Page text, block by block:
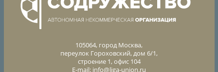
105064, город Москва,
переулок Гороховский, дом 6/1,
строение 1, офис 104
E-mail: info@liga-union.ru